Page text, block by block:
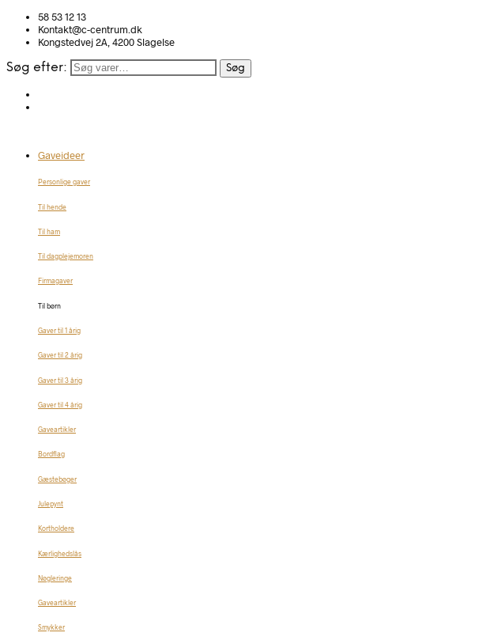
58 53 12 13
Kontakt@c-centrum.dk
Kongstedvej 2A, 4200 Slagelse
Søg efter: Søg
Gaveideer
Personlige gaver
Til hende
Til ham
Til dagplejemoren
Firmagaver
Til børn
Gaver til 1 årig
Gaver til 2 årig
Gaver til 3 årig
Gaver til 4 årig
Gaveartikler
Bordflag
Gæstebøger
Julepynt
Kortholdere
Kærlighedslås
Nøgleringe
Gaveartikler
Smykker